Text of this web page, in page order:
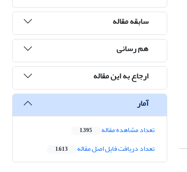
سابقه مقاله
هم رسانی
ارجاع به این مقاله
آمار
تعداد مشاهده مقاله 1,395
تعداد دریافت فایل اصل مقاله 1,613